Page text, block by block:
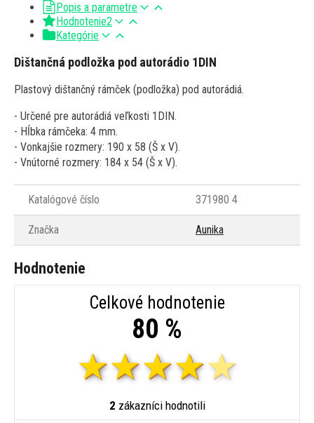
Popis a parametre
Hodnotenie2
Kategórie
Dištančná podložka pod autorádio 1DIN
Plastový dištančný rámček (podložka) pod autorádiá.
- Určené pre autorádiá veľkosti 1DIN.
- Hĺbka rámčeka: 4 mm.
- Vonkajšie rozmery: 190 x 58 (Š x V).
- Vnútorné rozmery: 184 x 54 (Š x V).
Katalógové číslo 371980 4
Značka Aunika
Hodnotenie
Celkové hodnotenie
80 %
2 zákazníci hodnotili